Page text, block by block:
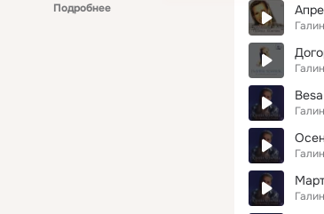
Подробнее